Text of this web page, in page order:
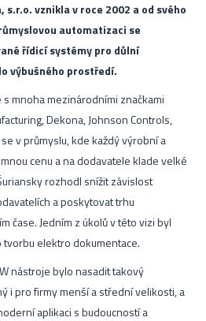
s.r.o. vznikla v roce 2002 a od svého
automatizaci se
řídicí systémy pro důlní
výbušného prostředí.
mnoha mezinárodními značkami
Dekona, Johnson Controls,
v průmyslu, kde každý výrobní a
cenu a na dodavatele klade velké
rozhodl snížit závislost
a poskytovat trhu
čase. Jedním z úkolů v této vizi byl
elektro dokumentace.
nástroje bylo nasadit takový
i pro firmy menší a střední velikosti, a
aplikaci s budoucností a